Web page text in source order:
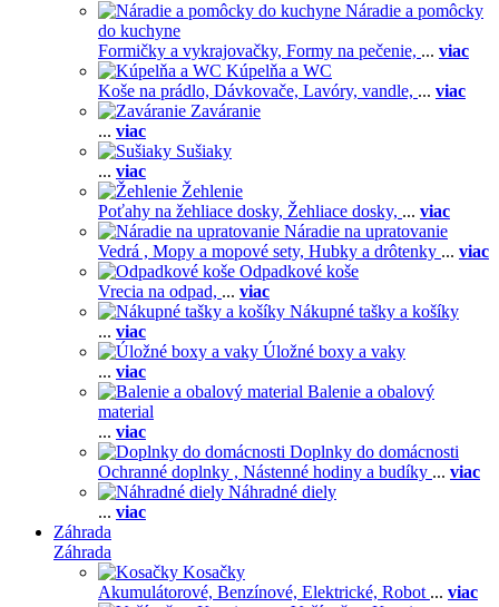
Náradie a pomôcky
do kuchyne
Formičky a vykrajovačky, Formy na pečenie, ... viac
Kúpelňa a WC
Koše na prádlo, Dávkovače, Lavóry, vandle, ... viac
Zaváranie
... viac
Sušiaky
... viac
Žehlenie
Poťahy na žehliace dosky, Žehliace dosky, ... viac
Náradie na upratovanie
Vedrá , Mopy a mopové sety, Hubky a drôtenky ... viac
Odpadkové koše
Vrecia na odpad, ... viac
Nákupné tašky a košíky
... viac
Úložné boxy a vaky
... viac
Balenie a obalový
material
... viac
Doplnky do domácnosti
Ochranné doplnky , Nástenné hodiny a budíky ... viac
Náhradné diely
... viac
Záhrada
Záhrada
Kosačky
Akumulátorové, Benzínové, Elektrické, Robot ... viac